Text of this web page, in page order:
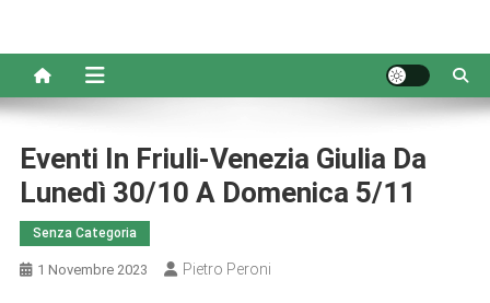
Eventi In Friuli-Venezia Giulia Da
Lunedì 30/10 A Domenica 5/11
Senza Categoria
1 Novembre 2023 Pietro Peroni